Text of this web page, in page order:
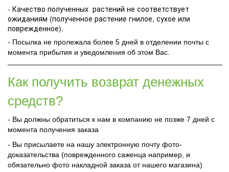
- Качество полученных растений не соответствует
ожиданиям (полученное растение гнилое, сухое или
поврежденное).
- Посылка не пролежала более 5 дней в отделении почты с
момента прибытия и уведомления об этом Вас.
Как получить возврат денежных
средств?
- Вы должны обратиться к нам в компанию не позже 7 дней с
момента получения заказа
- Вы присылаете на нашу электронную почту фото-
доказательства (поврежденного саженца например, и
обязательно фото накладной заказа от нашего магазина)